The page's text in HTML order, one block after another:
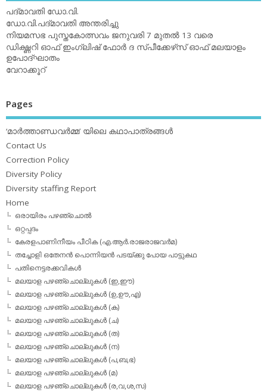
പദ്മാവതി ഡോ.വി.
ഡോ.വി.പദ്മാവതി അന്തരിച്ചു
നിയമസഭ പുസ്തകോത്സവം ജനുവരി 7 മുതല്‍ 13 വരെ
ഡിക്ഷ്ണറി ഓഫ് ഇംഗ്ലിഷ് ഫോര്‍ ദ സ്പീക്കേഴ്‌സ് ഓഫ് മലയാളം
ഉപോദ്ഘാതം
വേറാക്കൂറ്
Pages
‘മാര്‍ത്താണ്ഡവര്‍മ്മ’ യിലെ കഥാപാത്രങ്ങള്‍
Contact Us
Correction Policy
Diversity Policy
Diversity staffing Report
Home
ഒരായിരം പഴഞ്ചൊല്‍
ഒറ്റപ്പദം
കേരളപാണിനീയം പീഠിക (എ.ആര്‍.രാജരാജവര്‍മ)
തച്ചോളി ഒതേനൻ പൊന്നിയൻ പടയ്‌ക്കു പോയ പാട്ടുകഥ
പതിനെട്ടരക്കവികള്‍
മലയാള പഴഞ്ചൊല്ലുകള്‍ (ഇ,ഈ)
മലയാള പഴഞ്ചൊല്ലുകള്‍ (ഉ,ഊ,എ)
മലയാള പഴഞ്ചൊല്ലുകള്‍ (ക)
മലയാള പഴഞ്ചൊല്ലുകള്‍ (ച)
മലയാള പഴഞ്ചൊല്ലുകള്‍ (ത)
മലയാള പഴഞ്ചൊല്ലുകള്‍ (ന)
മലയാള പഴഞ്ചൊല്ലുകള്‍ (പ,ബ,ഭ)
മലയാള പഴഞ്ചൊല്ലുകള്‍ (മ)
മലയാള പഴഞ്ചൊല്ലുകള്‍ (ര,വ,ശ,സ)